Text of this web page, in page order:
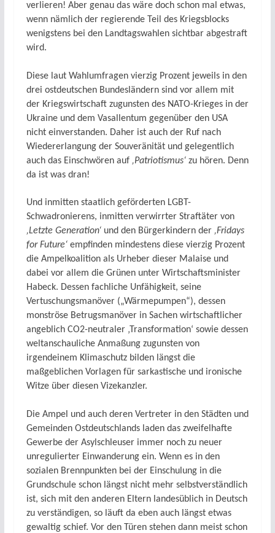
verlieren! Aber genau das wäre doch schon mal etwas,
wenn nämlich der regierende Teil des Kriegsblocks
wenigstens bei den Landtagswahlen sichtbar abgestraft
wird.
Diese laut Wahlumfragen vierzig Prozent jeweils in den
drei ostdeutschen Bundesländern sind vor allem mit
der Kriegswirtschaft zugunsten des NATO-Krieges in der
Ukraine und dem Vasallentum gegenüber den USA
nicht einverstanden. Daher ist auch der Ruf nach
Wiedererlangung der Souveränität und gelegentlich
auch das Einschwören auf ‚Patriotismus‘zu hören. Denn
da ist was dran!
Und inmitten staatlich geförderten LGBT-
Schwadronierens, inmitten verwirrter Straftäter von
‚Letzte Generation‘und den Bürgerkindern der ‚Fridays
for Future‘empfinden mindestens diese vierzig Prozent
die Ampelkoalition als Urheber dieser Malaise und
dabei vor allem die Grünen unter Wirtschaftsminister
Habeck. Dessen fachliche Unfähigkeit, seine
Vertuschungsmanöver („Wärmepumpen“), dessen
monströse Betrugsmanöver in Sachen wirtschaftlicher
angeblich CO2-neutraler ‚Transformation‘ sowie dessen
weltanschauliche Anmaßung zugunsten von
irgendeinem Klimaschutz bilden längst die
maßgeblichen Vorlagen für sarkastische und ironische
Witze über diesen Vizekanzler.
Die Ampel und auch deren Vertreter in den Städten und
Gemeinden Ostdeutschlands laden das zweifelhafte
Gewerbe der Asylschleuser immer noch zu neuer
unregulierter Einwanderung ein. Wenn es in den
sozialen Brennpunkten bei der Einschulung in die
Grundschule schon längst nicht mehr selbstverständlich
ist, sich mit den anderen Eltern landesüblich in Deutsch
zu verständigen, so läuft da eben auch längst etwas
gewaltig schief. Vor den Türen stehen dann meist schon